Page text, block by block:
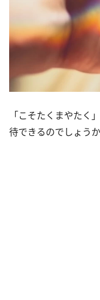
「こそたくまやたく
待できるのでしょう